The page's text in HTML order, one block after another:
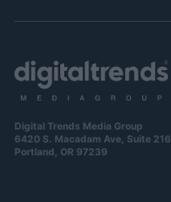
Digital Trends Media Group
6420 S. Macadam Ave, Suite 216
Portland, OR 97239